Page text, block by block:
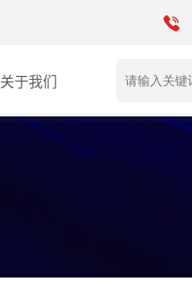
关于我们